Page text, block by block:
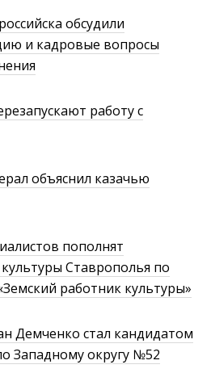
обсудили
и кадровые вопросы
работу с
объяснил казачью
пополнят
Ставрополья по
работник культуры»
Демченко стал кандидатом
Западному округу №52